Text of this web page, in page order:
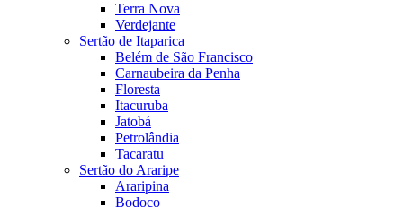
Terra Nova
Verdejante
Sertão de Itaparica
Belém de São Francisco
Carnaubeira da Penha
Floresta
Itacuruba
Jatobá
Petrolândia
Tacaratu
Sertão do Araripe
Araripina
Bodoco